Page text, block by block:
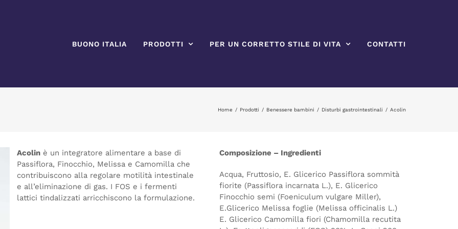
BUONO ITALIA PRODOTTI PER UN CORRETTO STILE DI VITA CONTATTI
Home Prodotti Benessere bambini Disturbi gastrointestinali Acolin
Acolinè un integratore alimentare a base di
Passiflora, Finocchio, Melissa e Camomilla che
contribuiscono alla regolare motilità intestinale
e all’eliminazione di gas. I FOS e i fermenti
lattici tindalizzati arricchiscono la formulazione.
Composizione – Ingredienti
Acqua, Fruttosio, E. Glicerico Passiflora sommità
fiorite (Passiflora incarnata L.), E. Glicerico
Finocchio semi (Foeniculum vulgare Miller),
E.Glicerico Melissa foglie (Melissa officinalis L.)
E. Glicerico Camomilla fiori (Chamomilla recutita